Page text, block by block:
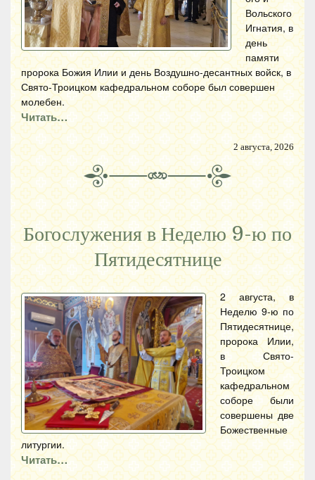
Вольского
Игнатия, в
день
памяти
пророка Божия Илии и день Воздушно-десантных войск, в
Свято-Троицком кафедральном соборе был совершен
молебен.
Читать…
2 августа, 2026
Богослужения в Неделю 9-ю по
Пятидесятнице
2 августа, в
Неделю 9-ю по
Пятидесятнице,
пророка Илии,
в Свято-
Троицком
кафедральном
соборе были
совершены две
Божественные
литургии.
Читать…